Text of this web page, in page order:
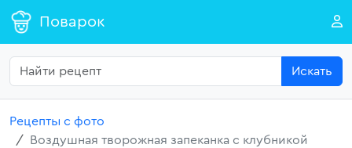
Поварок
Искать
Рецепты с фото
Воздушная творожная запеканка с клубникой